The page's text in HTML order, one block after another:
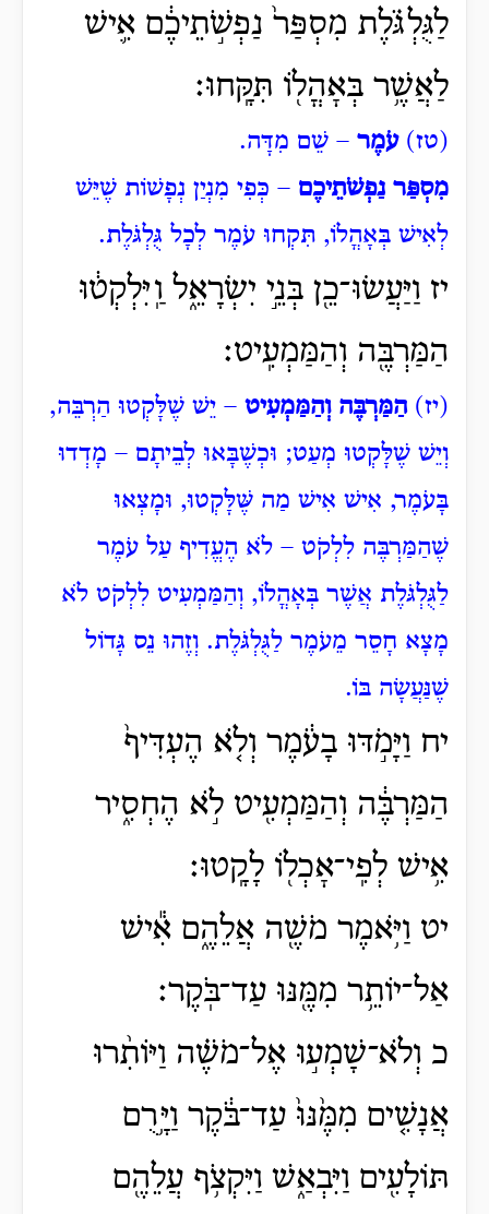
לַגֻּלְגֹּ֗לֶת מִסְפַּר֙ נַפְשֹׁ֣תֵיכֶ֔ם אִ֛ישׁ
לַאֲשֶׁ֥ר בְּאׇהֳל֖וֹ תִּקָּֽחוּ׃
(טז)עֹמֶר – שֵׁם מִדָּה.
מִסְפַּר נַפְשֹׁתֵיכֶם – כְּפִי מִנְיַן נְפָשׁוֹת שֶׁיֵּשׁ
לְאִישׁ בְּאָהֳלוֹ, תִּקְחוּ עֹמֶר לְכָל גֻּלְגֹּלֶת.
יז וַיַּעֲשׂוּ־כֵ֖ן בְּנֵ֣י יִשְׂרָאֵ֑ל וַֽיִּלְקְט֔וּ
הַמַּרְבֶּ֖ה וְהַמַּמְעִֽיט׃
(יז)הַמַּרְבֶּה וְהַמַּמְעִיט – יֵשׁ שֶׁלָּקְטוּ הַרְבֵּה,
וְיֵשׁ שֶׁלָּקְטוּ מְעַט; וּכְשֶׁבָּאוּ לְבֵיתָם – מָדְדוּ
בָּעֹמֶר, אִישׁ אִישׁ מַה שֶּׁלָּקְטוּ, וּמָצְאוּ
שֶׁהַמַּרְבֶּה לִלְקֹט – לֹא הֶעֱדִיף עַל עֹמֶר
לַגֻּלְגֹּלֶת אֲשֶׁר בְּאָהֳלוֹ, וְהַמַּמְעִיט לִלְקֹט לֹא
מָצָא חָסֵר מֵעֹמֶר לַגֻּלְגֹּלֶת. וְזֶהוּ נֵס גָּדוֹל
שֶׁנַּעֲשָׂה בּוֹ.
יח וַיָּמֹ֣דּוּ בָעֹ֔מֶר וְלֹ֤א הֶעְדִּיף֙
הַמַּרְבֶּ֔ה וְהַמַּמְעִ֖יט לֹ֣א הֶחְסִ֑יר
אִ֥ישׁ לְפִֽי־אׇכְל֖וֹ לָקָֽטוּ׃
יט וַיֹּ֥אמֶר מֹשֶׁ֖ה אֲלֵהֶ֑ם אִ֕ישׁ
אַל־יוֹתֵ֥ר מִמֶּ֖נּוּ עַד־בֹּֽקֶר׃
כ וְלֹא־שָׁמְע֣וּ אֶל־מֹשֶׁ֗ה וַיּוֹתִ֨רוּ
אֲנָשִׁ֤ים מִמֶּ֙נּוּ֙ עַד־בֹּ֔קֶר וַיָּ֥רֻם
תּוֹלָעִ֖ים וַיִּבְאַ֑שׁ וַיִּקְצֹ֥ף עֲלֵהֶ֖ם